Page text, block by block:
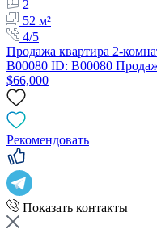
2
52 м²
4/5
Продажа квартира 2-
B00080 ID: B00080
$66,000
Рекомендовать
Показать контакты